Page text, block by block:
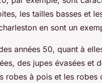
les tailles basses et
en sont un
années 50, quant à
des jupes évasées et
robes à pois et les robes